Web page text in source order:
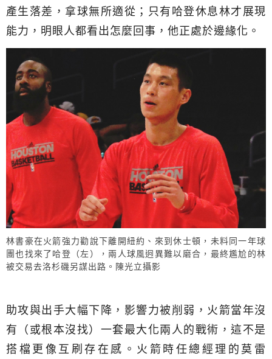
產生落差，拿球無所適從；只有哈登休息林才展現
能力，明眼人都看出怎麼回事，他正處於邊緣化。
林書豪在火箭強力勸說下離開紐約、來到休士頓，未料同一年球
團也找來了哈登（左），兩人球風迥異難以磨合，最終尷尬的林
被交易去洛杉磯另謀出路。陳光立攝影
助攻與出手大幅下降，影響力被削弱，火箭當年沒
有（或根本沒找）一套最大化兩人的戰術，這不是
搭檔更像互刷存在感。火箭時任總經理的莫雷